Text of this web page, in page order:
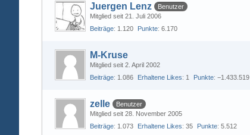
Juergen Lenz
Benutzer
Mitglied seit 21. Juli 2006
Beiträge 1.120 Punkte 6.170
M-Kruse
Mitglied seit 2. April 2002
Beiträge 1.086 Erhaltene Likes 1 Punkte −1.433.519
zelle
Benutzer
Mitglied seit 28. November 2005
Beiträge 1.073 Erhaltene Likes 35 Punkte 5.512